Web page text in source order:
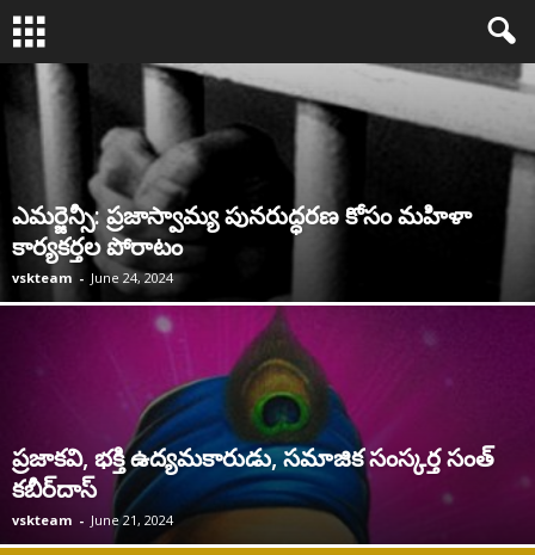
ఎమర్జెన్సీ: ప్రజాస్వామ్య పునరుద్ధరణ కోసం మహిళా
కార్యకర్తల పోరాటం
vskteam - June 24, 2024
ప్రజాకవి, భక్తి ఉద్యమకారుడు, సమాజిక సంస్కర్త సంత్‌
కబీర్‌దాస్‌
vskteam - June 21, 2024